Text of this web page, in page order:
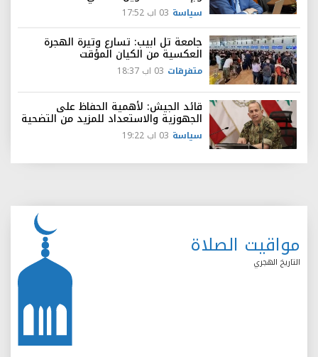
سياسة 03 اب 17:52
جامعة تل ابيب: تسارع وتيرة الهجرة
العكسية من الكيان المؤقت
متفرقات 03 اب 18:37
قائد الجيش: لأهمية الحفاظ على
الجهوزية والاستعداد للمزيد من التضحية
سياسة 03 اب 19:22
مواقيت الصلاة
التاريخ الهجري